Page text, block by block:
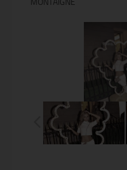
MONTAIGNE